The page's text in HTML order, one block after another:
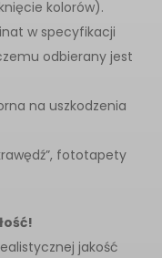
kolorów).
w specyfikacji
odbierany jest
na uszkodzenia
fototapety
jakość